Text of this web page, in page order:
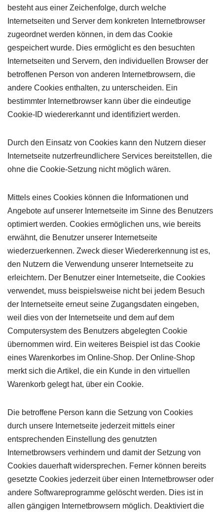
besteht aus einer Zeichenfolge, durch welche
Internetseiten und Server dem konkreten Internetbrowser
zugeordnet werden können, in dem das Cookie
gespeichert wurde. Dies ermöglicht es den besuchten
Internetseiten und Servern, den individuellen Browser der
betroffenen Person von anderen Internetbrowsern, die
andere Cookies enthalten, zu unterscheiden. Ein
bestimmter Internetbrowser kann über die eindeutige
Cookie-ID wiedererkannt und identifiziert werden.
Durch den Einsatz von Cookies kann den Nutzern dieser
Internetseite nutzerfreundlichere Services bereitstellen, die
ohne die Cookie-Setzung nicht möglich wären.
Mittels eines Cookies können die Informationen und
Angebote auf unserer Internetseite im Sinne des Benutzers
optimiert werden. Cookies ermöglichen uns, wie bereits
erwähnt, die Benutzer unserer Internetseite
wiederzuerkennen. Zweck dieser Wiedererkennung ist es,
den Nutzern die Verwendung unserer Internetseite zu
erleichtern. Der Benutzer einer Internetseite, die Cookies
verwendet, muss beispielsweise nicht bei jedem Besuch
der Internetseite erneut seine Zugangsdaten eingeben,
weil dies von der Internetseite und dem auf dem
Computersystem des Benutzers abgelegten Cookie
übernommen wird. Ein weiteres Beispiel ist das Cookie
eines Warenkorbes im Online-Shop. Der Online-Shop
merkt sich die Artikel, die ein Kunde in den virtuellen
Warenkorb gelegt hat, über ein Cookie.
Die betroffene Person kann die Setzung von Cookies
durch unsere Internetseite jederzeit mittels einer
entsprechenden Einstellung des genutzten
Internetbrowsers verhindern und damit der Setzung von
Cookies dauerhaft widersprechen. Ferner können bereits
gesetzte Cookies jederzeit über einen Internetbrowser oder
andere Softwareprogramme gelöscht werden. Dies ist in
allen gängigen Internetbrowsern möglich. Deaktiviert die